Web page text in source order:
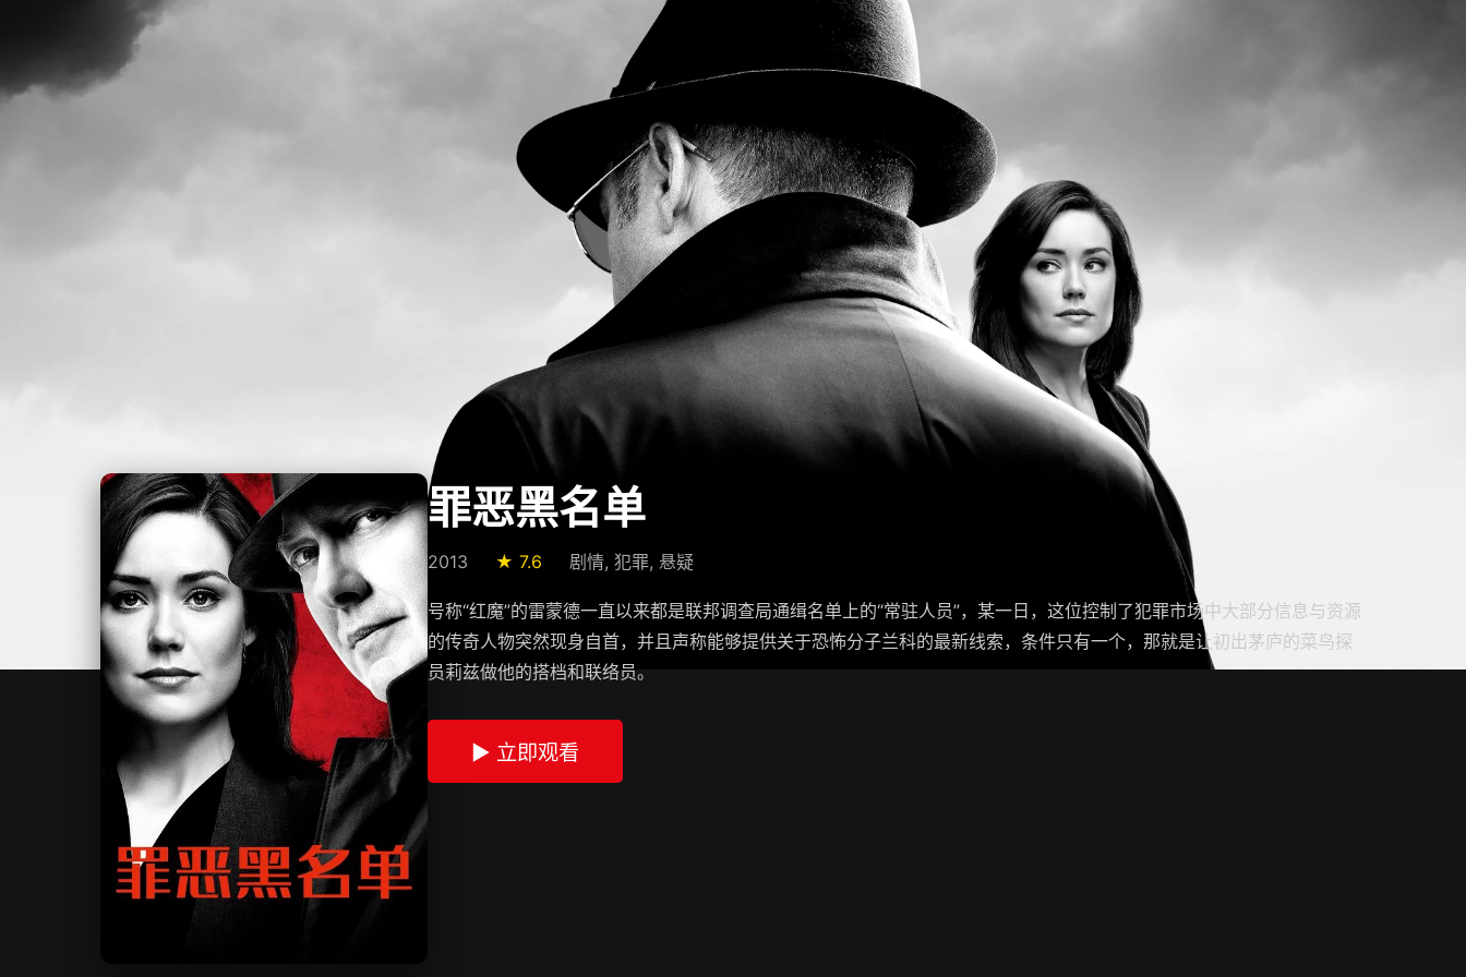
罪恶黑名单
2013 ★ 7.6 剧情, 犯罪, 悬疑
号称“红魔”的雷蒙德一直以来都是联邦调查局通缉名单上的“常驻人员”，某一日，这位控制了犯罪市场中大部分信息与资源
的传奇人物突然现身自首，并且声称能够提供关于恐怖分子兰科的最新线索，条件只有一个，那就是让初出茅庐的菜鸟探
员莉兹做他的搭档和联络员。
▶ 立即观看